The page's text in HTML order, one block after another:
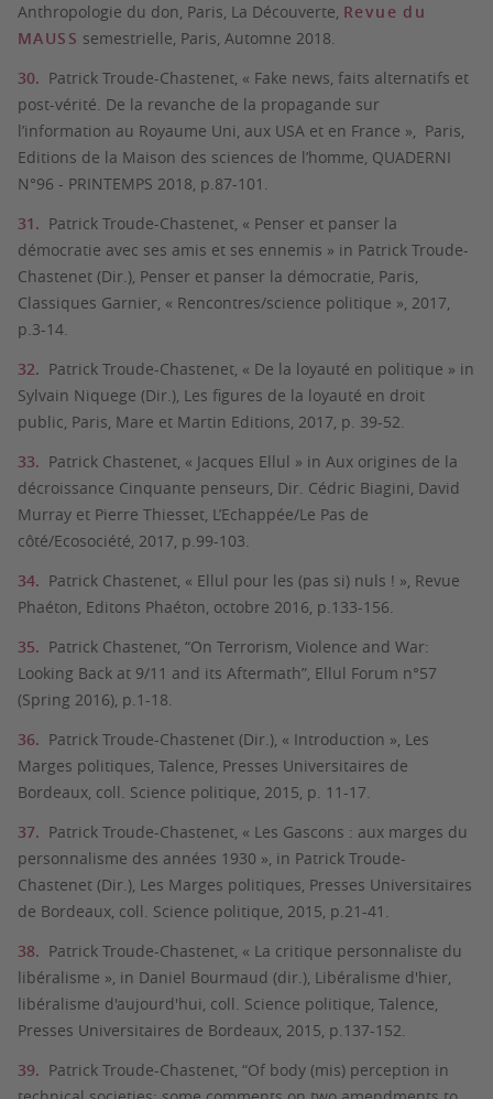
Anthropologie du don, Paris, La Découverte, Revue du
MAUSS semestrielle, Paris, Automne 2018.
Patrick Troude-Chastenet, « Fake news, faits alternatifs et
post-vérité. De la revanche de la propagande sur
l’information au Royaume Uni, aux USA et en France », Paris,
Editions de la Maison des sciences de l’homme, QUADERNI
N°96 - PRINTEMPS 2018, p.87-101.
Patrick Troude-Chastenet, « Penser et panser la
démocratie avec ses amis et ses ennemis » in Patrick Troude-
Chastenet (Dir.), Penser et panser la démocratie, Paris,
Classiques Garnier, « Rencontres/science politique », 2017,
p.3-14.
Patrick Troude-Chastenet, « De la loyauté en politique » in
Sylvain Niquege (Dir.), Les figures de la loyauté en droit
public, Paris, Mare et Martin Editions, 2017, p. 39-52.
Patrick Chastenet, « Jacques Ellul » in Aux origines de la
décroissance Cinquante penseurs, Dir. Cédric Biagini, David
Murray et Pierre Thiesset, L’Echappée/Le Pas de
côté/Ecosociété, 2017, p.99-103.
Patrick Chastenet, « Ellul pour les (pas si) nuls ! », Revue
Phaéton, Editons Phaéton, octobre 2016, p.133-156.
Patrick Chastenet, “On Terrorism, Violence and War:
Looking Back at 9/11 and its Aftermath”, Ellul Forum n°57
(Spring 2016), p.1-18.
Patrick Troude-Chastenet (Dir.), « Introduction », Les
Marges politiques, Talence, Presses Universitaires de
Bordeaux, coll. Science politique, 2015, p. 11-17.
Patrick Troude-Chastenet, « Les Gascons : aux marges du
personnalisme des années 1930 », in Patrick Troude-
Chastenet (Dir.), Les Marges politiques, Presses Universitaires
de Bordeaux, coll. Science politique, 2015, p.21-41.
Patrick Troude-Chastenet, « La critique personnaliste du
libéralisme », in Daniel Bourmaud (dir.), Libéralisme d'hier,
libéralisme d'aujourd'hui, coll. Science politique, Talence,
Presses Universitaires de Bordeaux, 2015, p.137-152.
Patrick Troude-Chastenet, “Of body (mis) perception in